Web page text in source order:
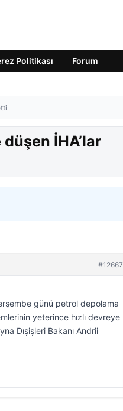
Politikası Forum
İHA’lar
#12667
günü petrol depolama
yeterince hızlı devreye
Dışişleri Bakanı Andrii